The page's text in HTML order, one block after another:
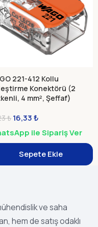
221-412 Kollu
Konektörü (2
4 mm², Şeffaf)
₺ 16,33₺
ile Sipariş Ver
Sepete Ekle
ve saha
hem de satış odaklı